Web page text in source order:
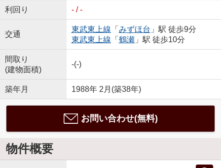
利回り - / -
交通
東武東上線 「 みずほ台 」駅 徒歩9分
東武東上線 「 鶴瀬」駅 徒歩10分
間取り
(建物面積)
-(-)
築年月 1988年 2月(築38年)
お問い合わせ(無料)
物件概要